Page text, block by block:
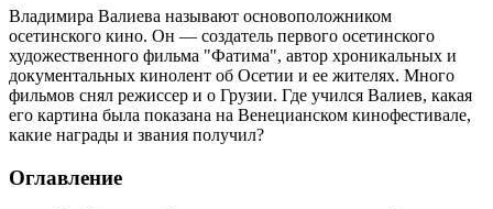
Владимира Валиева называют основоположником
осетинского кино. Он — создатель первого осетинского
художественного фильма "Фатима", автор хроникальных и
документальных кинолент об Осетии и ее жителях. Много
фильмов снял режиссер и о Грузии. Где учился Валиев, какая
его картина была показана на Венецианском кинофестивале,
какие награды и звания получил?
Оглавление